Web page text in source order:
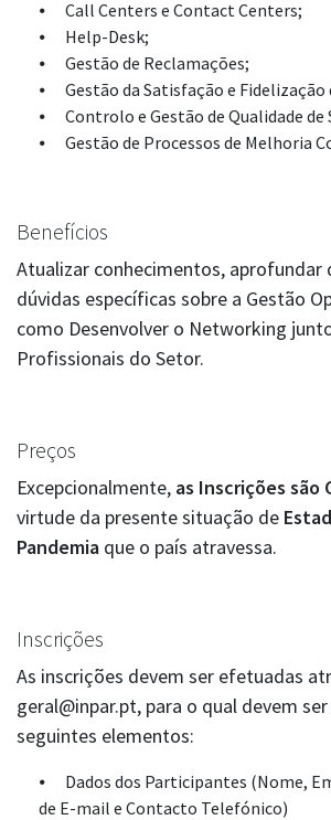
Call Centers e Contact Centers;
Help-Desk;
Gestão de Reclamações;
Gestão da Satisfação e Fidelização
Controlo e Gestão de Qualidade de
Gestão de Processos de Melhoria
Benefícios
Atualizar conhecimentos, aprofundar
dúvidas específicas sobre a Gestão
como Desenvolver o Networking
Profissionais do Setor.
Preços
Excepcionalmente, as Inscrições são
virtude da presente situação de
Pandemia que o país atravessa.
Inscrições
As inscrições devem ser efetuadas
geral@inpar.pt, para o qual devem
seguintes elementos:
Dados dos Participantes (Nome,
de E-mail e Contacto Telefónico)